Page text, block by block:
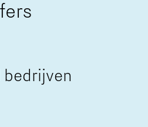
bedrijven